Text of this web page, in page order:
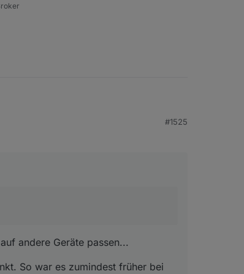
auch.
#1525
andere Geräte passen...
So war es zumindest früher bei